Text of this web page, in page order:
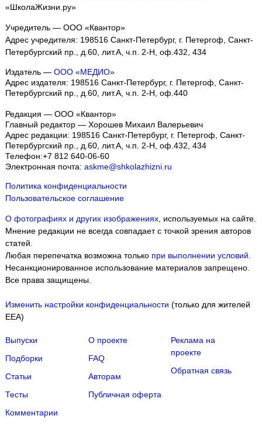
«ШколаЖизни.ру»
Учредитель — ООО «Квантор»
Адрес учредителя: 198516 Санкт-Петербург, г. Петергоф, Санкт-
Петербургский пр., д.60, лит.А, ч.п. 2-Н, оф.432, 434
Издатель — ООО «МЕДИО»
Адрес издателя: 198516 Санкт-Петербург, г. Петергоф, Санкт-
Петербургский пр., д.60, лит.А, ч.п. 2-Н, оф.440
Редакция — ООО «Квантор»
Главный редактор — Хорошев Михаил Валерьевич
Адрес редакции: 198516 Санкт-Петербург, г. Петергоф Санкт-
Петербургский пр., д.60, лит.А, ч.п. 2-Н, оф.432, 434
Телефон:+7 812 640-06-60
Электронная почта: askme@shkolazhizni.ru
Политика конфиденциальности
Пользовательское соглашение
О фотографиях и других изображениях, используемых на сайте.
Мнение редакции не всегда совпадает с точкой зрения авторов
статей.
Любая перепечатка возможна только при выполнении условий
Несанкционированное использование материалов запрещено.
Все права защищены.
Изменить настройки конфиденциальности (только для жителей
EEA)
Выпуски
Подборки
Статьи
Тесты
Комментарии
О проекте
FAQ
Авторам
Публичная оферта
Реклама на
проекте
Обратная связь